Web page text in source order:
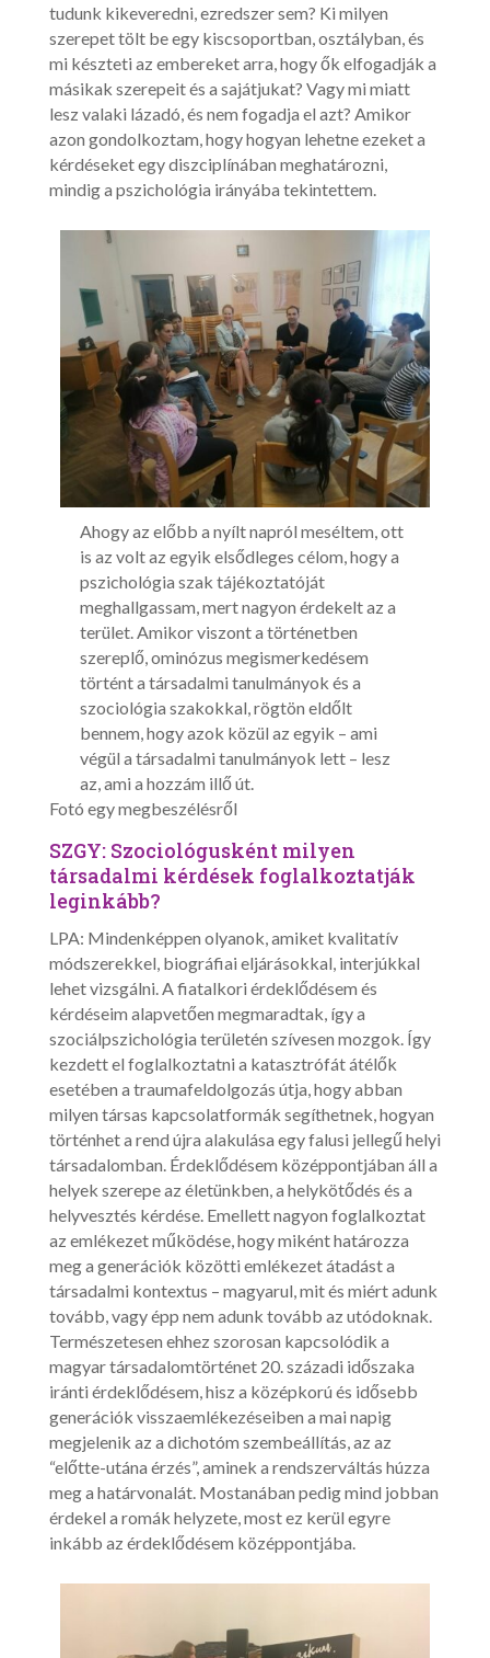
tudunk kikeveredni, ezredszer sem? Ki milyen
szerepet tölt be egy kiscsoportban, osztályban, és
mi készteti az embereket arra, hogy ők elfogadják a
másikak szerepeit és a sajátjukat? Vagy mi miatt
lesz valaki lázadó, és nem fogadja el azt? Amikor
azon gondolkoztam, hogy hogyan lehetne ezeket a
kérdéseket egy diszciplínában meghatározni,
mindig a pszichológia irányába tekintettem.
Ahogy az előbb a nyílt napról meséltem, ott
is az volt az egyik elsődleges célom, hogy a
pszichológia szak tájékoztatóját
meghallgassam, mert nagyon érdekelt az a
terület. Amikor viszont a történetben
szereplő, ominózus megismerkedésem
történt a társadalmi tanulmányok és a
szociológia szakokkal, rögtön eldőlt
bennem, hogy azok közül az egyik – ami
végül a társadalmi tanulmányok lett – lesz
az, ami a hozzám illő út.
Fotó egy megbeszélésről
SZGY: Szociológusként milyen
társadalmi kérdések foglalkoztatják
leginkább?
LPA: Mindenképpen olyanok, amiket kvalitatív
módszerekkel, biográfiai eljárásokkal, interjúkkal
lehet vizsgálni. A fiatalkori érdeklődésem és
kérdéseim alapvetően megmaradtak, így a
szociálpszichológia területén szívesen mozgok. Így
kezdett el foglalkoztatni a katasztrófát átélők
esetében a traumafeldolgozás útja, hogy abban
milyen társas kapcsolatformák segíthetnek, hogyan
történhet a rend újra alakulása egy falusi jellegű helyi
társadalomban. Érdeklődésem középpontjában áll a
helyek szerepe az életünkben, a helykötődés és a
helyvesztés kérdése. Emellett nagyon foglalkoztat
az emlékezet működése, hogy miként határozza
meg a generációk közötti emlékezet átadást a
társadalmi kontextus – magyarul, mit és miért adunk
tovább, vagy épp nem adunk tovább az utódoknak.
Természetesen ehhez szorosan kapcsolódik a
magyar társadalomtörténet 20. századi időszaka
iránti érdeklődésem, hisz a középkorú és idősebb
generációk visszaemlékezéseiben a mai napig
megjelenik az a dichotóm szembeállítás, az az
“előtte-utána érzés”, aminek a rendszerváltás húzza
meg a határvonalát. Mostanában pedig mind jobban
érdekel a romák helyzete, most ez kerül egyre
inkább az érdeklődésem középpontjába.